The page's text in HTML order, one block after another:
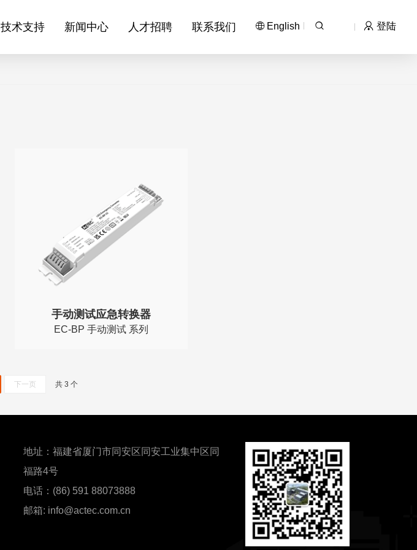
技术支持 新闻中心 人才招聘 联系我们 English 登陆
手动测试应急转换器
EC-BP 手动测试 系列
下一页 共 3 个
地址：福建省厦门市同安区同安工业集中区同
福路4号
电话：(86) 591 88073888
邮箱: info@actec.com.cn